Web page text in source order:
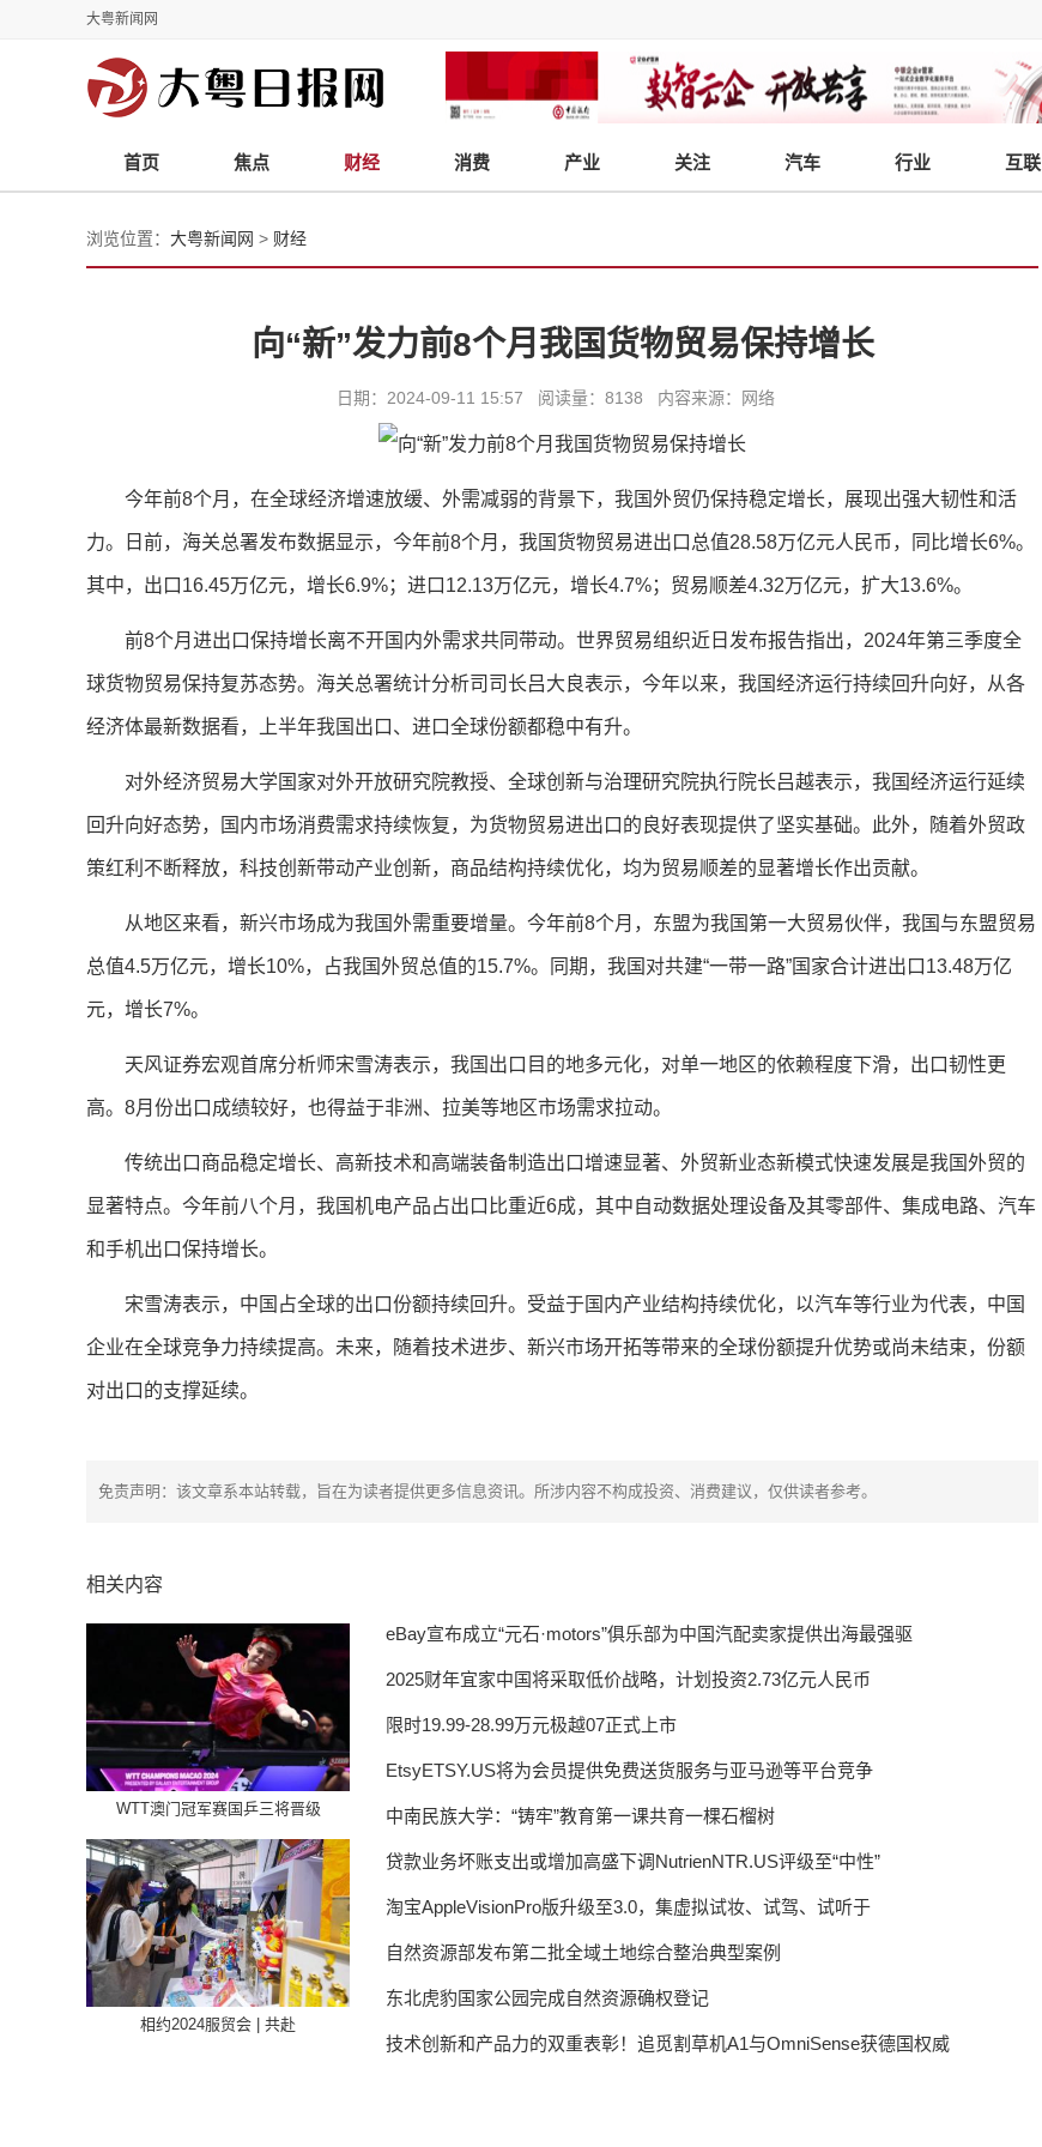
大粤新闻网
首页 焦点 财经 消费 产业 关注 汽车 行业 互联
浏览位置： 大粤新闻网 > 财经
向“新”发力前8个月我国货物贸易保持增长
日期：2024-09-11 15:57 阅读量：8138 内容来源：网络
今年前8个月，在全球经济增速放缓、外需减弱的背景下，我国外贸仍保持稳定增长，展现出强大韧性和活
力。日前，海关总署发布数据显示，今年前8个月，我国货物贸易进出口总值28.58万亿元人民币，同比增长6%。
其中，出口16.45万亿元，增长6.9%；进口12.13万亿元，增长4.7%；贸易顺差4.32万亿元，扩大13.6%。
前8个月进出口保持增长离不开国内外需求共同带动。世界贸易组织近日发布报告指出，2024年第三季度全
球货物贸易保持复苏态势。海关总署统计分析司司长吕大良表示，今年以来，我国经济运行持续回升向好，从各
经济体最新数据看，上半年我国出口、进口全球份额都稳中有升。
对外经济贸易大学国家对外开放研究院教授、全球创新与治理研究院执行院长吕越表示，我国经济运行延续
回升向好态势，国内市场消费需求持续恢复，为货物贸易进出口的良好表现提供了坚实基础。此外，随着外贸政
策红利不断释放，科技创新带动产业创新，商品结构持续优化，均为贸易顺差的显著增长作出贡献。
从地区来看，新兴市场成为我国外需重要增量。今年前8个月，东盟为我国第一大贸易伙伴，我国与东盟贸易
总值4.5万亿元，增长10%，占我国外贸总值的15.7%。同期，我国对共建“一带一路”国家合计进出口13.48万亿
元，增长7%。
天风证券宏观首席分析师宋雪涛表示，我国出口目的地多元化，对单一地区的依赖程度下滑，出口韧性更
高。8月份出口成绩较好，也得益于非洲、拉美等地区市场需求拉动。
传统出口商品稳定增长、高新技术和高端装备制造出口增速显著、外贸新业态新模式快速发展是我国外贸的
显著特点。今年前八个月，我国机电产品占出口比重近6成，其中自动数据处理设备及其零部件、集成电路、汽车
和手机出口保持增长。
宋雪涛表示，中国占全球的出口份额持续回升。受益于国内产业结构持续优化，以汽车等行业为代表，中国
企业在全球竞争力持续提高。未来，随着技术进步、新兴市场开拓等带来的全球份额提升优势或尚未结束，份额
对出口的支撑延续。
免责声明：该文章系本站转载，旨在为读者提供更多信息资讯。所涉内容不构成投资、消费建议，仅供读者参考。
相关内容
WTT澳门冠军赛国乒三将晋级
相约2024服贸会 | 共赴
eBay宣布成立“元石·motors”俱乐部为中国汽配卖家提供出海最强驱
2025财年宜家中国将采取低价战略，计划投资2.73亿元人民币
限时19.99-28.99万元极越07正式上市
EtsyETSY.US将为会员提供免费送货服务与亚马逊等平台竞争
中南民族大学：“铸牢”教育第一课共育一棵石榴树
贷款业务坏账支出或增加高盛下调NutrienNTR.US评级至“中性”
淘宝AppleVisionPro版升级至3.0，集虚拟试妆、试驾、试听于
自然资源部发布第二批全域土地综合整治典型案例
东北虎豹国家公园完成自然资源确权登记
技术创新和产品力的双重表彰！追觅割草机A1与OmniSense获德国权威